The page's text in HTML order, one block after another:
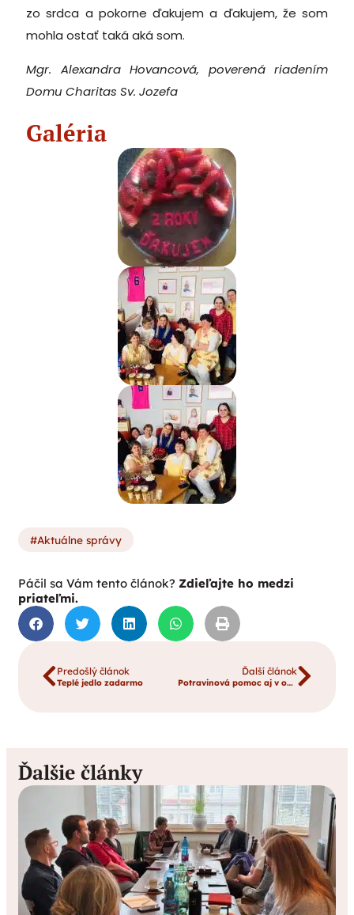
zo srdca a pokorne ďakujem a ďakujem, že som
mohla ostať taká aká som.
Mgr. Alexandra Hovancová, poverená riadením
Domu Charitas Sv. Jozefa
Galéria
Aktuálne správy
Páčil sa Vám tento článok? Zdieľajte ho medzi
priateľmi.
Predošlý článok
Teplé jedlo zadarmo
Ďalší článok
Potravinová pomoc aj v okrese Ružomberok
Ďalšie články